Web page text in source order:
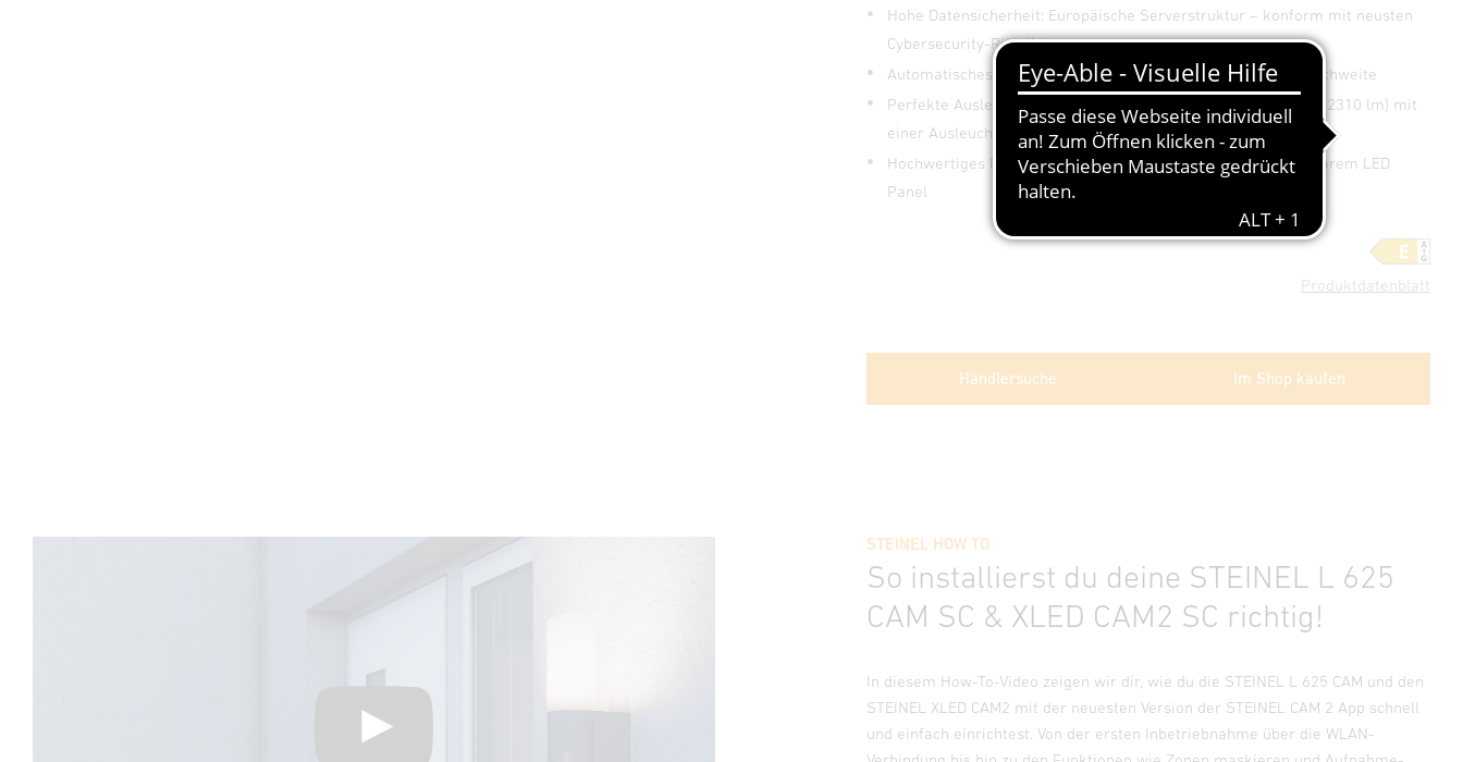
Hohe Datensicherheit: Europäische Serverstruktur – konform mit neusten
Cybersecurity-Richtlinien
Automatisches Licht: 180°-Infrarotsensor mit bis zu 10 m Reichweite
Perfekte Ausleuchtung: Warmweißes LED-Licht (3000 K, 21 W, 2310 lm) mit
einer Ausleuchtung von max. 125 qm
Hochwertiges Design: Gehäuse aus Aluminium mit schwenkbarem LED
Panel
Produktdatenblatt
Händlersuche Im Shop kaufen
STEINEL HOW TO
So installierst du deine STEINEL L 625
CAM SC & XLED CAM2 SC richtig!
In diesem How-To-Video zeigen wir dir, wie du die STEINEL L 625 CAM und den
STEINEL XLED CAM2 mit der neuesten Version der STEINEL CAM 2 App schnell
und einfach einrichtest. Von der ersten Inbetriebnahme über die WLAN-